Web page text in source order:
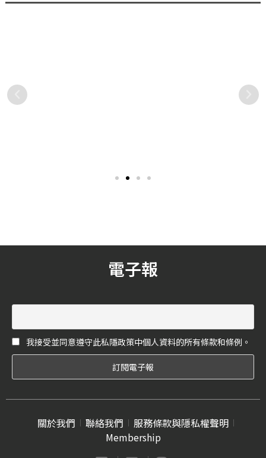
什麼！這些人原來結婚了，東
上半年東西方的結婚名人
八個你得知道的婚禮為什麼？
排，但其實你知道一場婚禮
過往流傳至今的真正原因，
加地相信彼此就是命定的！
電子報
我接受並同意遵守此私隱政策中個人資料的所有條款和條例。
關於我們 聯絡我們
服務條款與隱私權聲明
Membership